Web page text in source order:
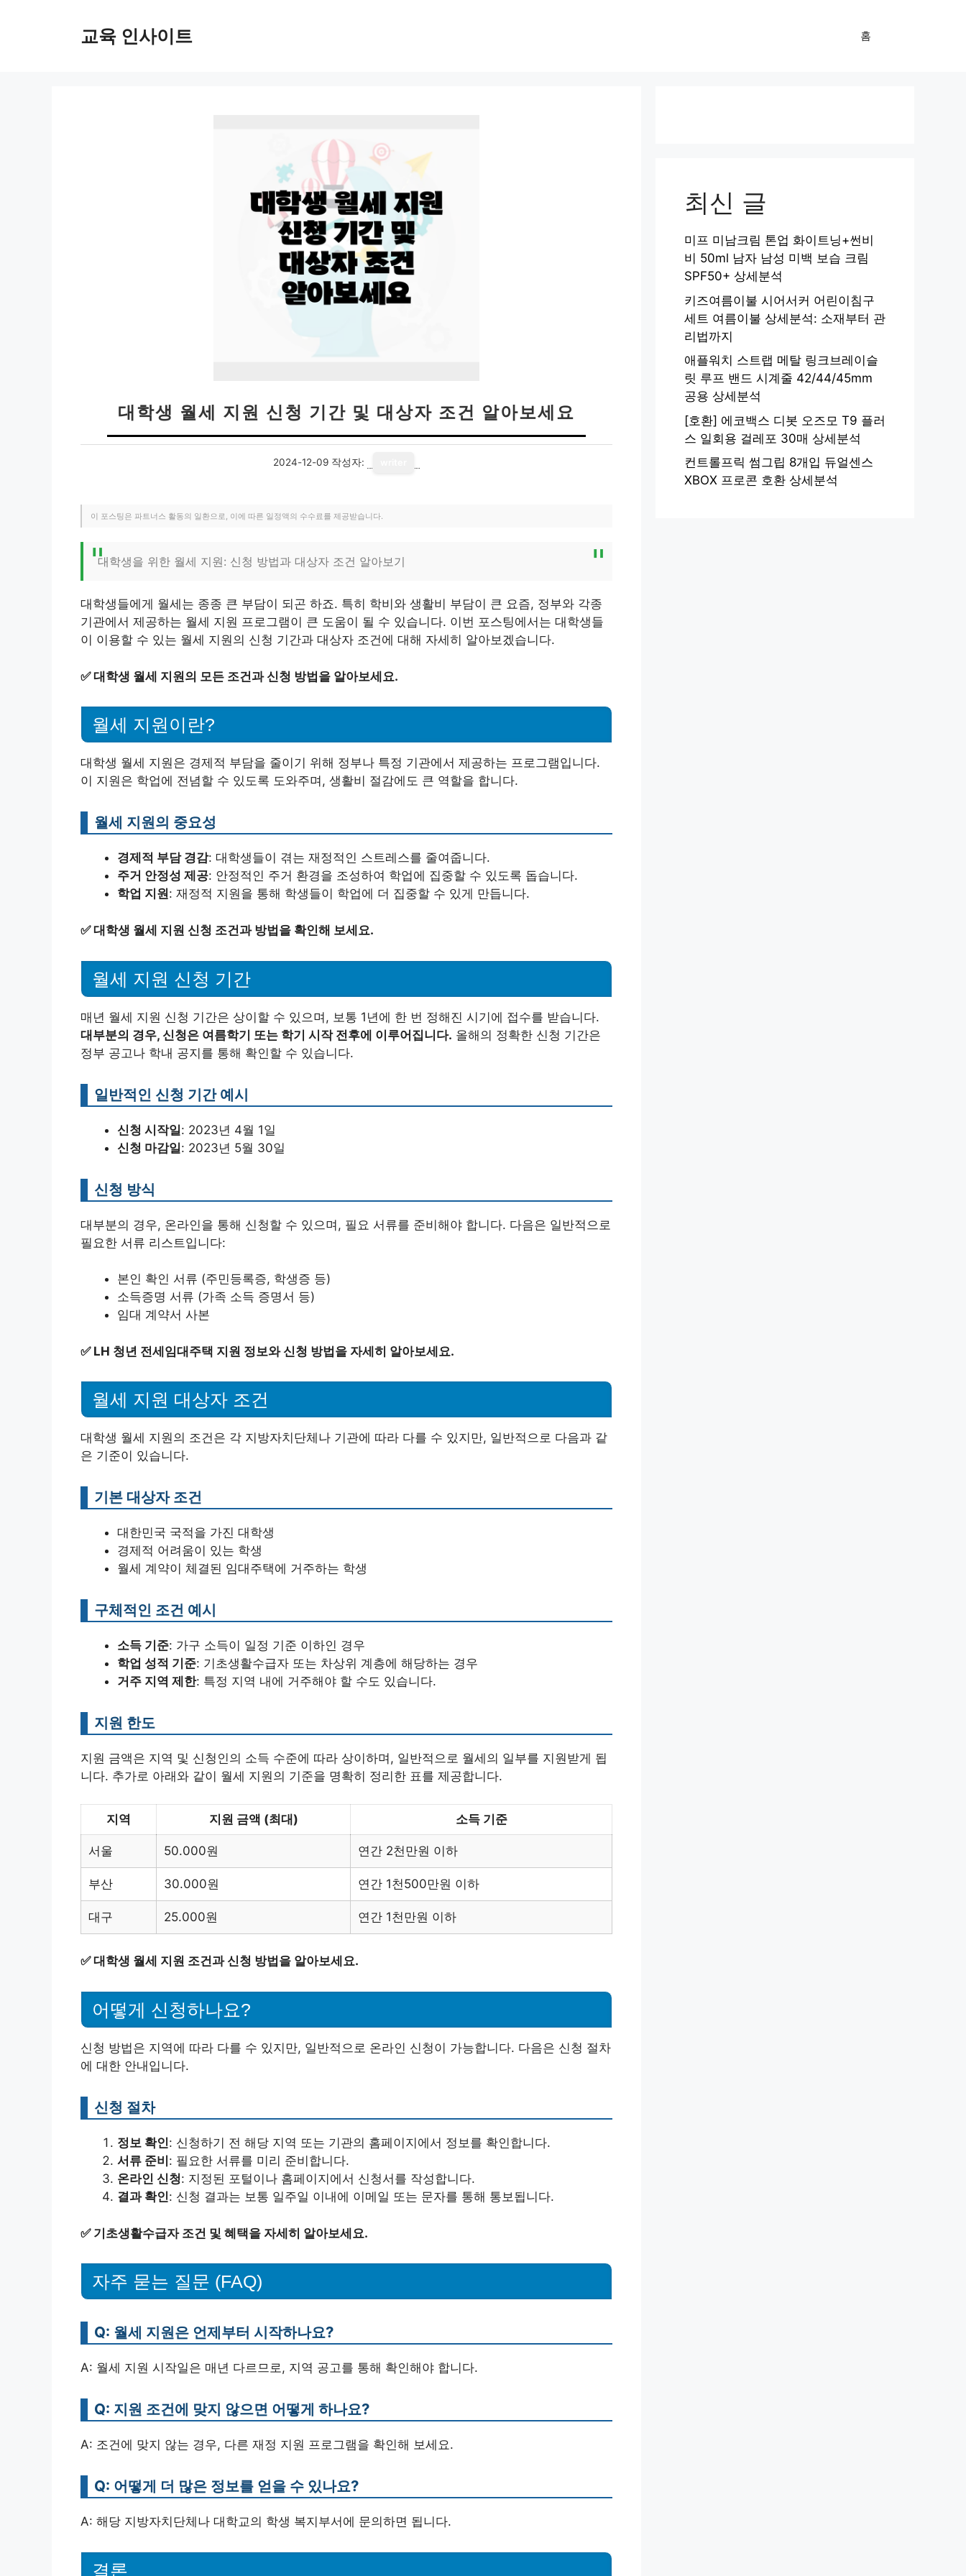
교육 인사이트 홈
대학생 월세 지원 신청 기간 및 대상자 조건 알아보세요
2024-12-09 작성자:
이 포스팅은 파트너스 활동의 일환으로, 이에 따른 일정액의 수수료를 제공받습니다.
대학생을 위한 월세 지원: 신청 방법과 대상자 조건 알아보기
대학생들에게 월세는 종종 큰 부담이 되곤 하죠. 특히 학비와 생활비 부담이 큰 요즘, 정부와 각종
기관에서 제공하는 월세 지원 프로그램이 큰 도움이 될 수 있습니다. 이번 포스팅에서는 대학생들
이 이용할 수 있는 월세 지원의 신청 기간과 대상자 조건에 대해 자세히 알아보겠습니다.
✅대학생 월세 지원의 모든 조건과 신청 방법을 알아보세요.
월세 지원이란?
대학생 월세 지원은 경제적 부담을 줄이기 위해 정부나 특정 기관에서 제공하는 프로그램입니다.
이 지원은 학업에 전념할 수 있도록 도와주며, 생활비 절감에도 큰 역할을 합니다.
월세 지원의 중요성
경제적 부담 경감: 대학생들이 겪는 재정적인 스트레스를 줄여줍니다.
주거 안정성 제공: 안정적인 주거 환경을 조성하여 학업에 집중할 수 있도록 돕습니다.
학업 지원: 재정적 지원을 통해 학생들이 학업에 더 집중할 수 있게 만듭니다.
✅대학생 월세 지원 신청 조건과 방법을 확인해 보세요.
월세 지원 신청 기간
매년 월세 지원 신청 기간은 상이할 수 있으며, 보통 1년에 한 번 정해진 시기에 접수를 받습니다.
대부분의 경우, 신청은 여름학기 또는 학기 시작 전후에 이루어집니다. 올해의 정확한 신청 기간은
정부 공고나 학내 공지를 통해 확인할 수 있습니다.
일반적인 신청 기간 예시
신청 시작일: 2023년 4월 1일
신청 마감일: 2023년 5월 30일
신청 방식
대부분의 경우, 온라인을 통해 신청할 수 있으며, 필요 서류를 준비해야 합니다. 다음은 일반적으로
필요한 서류 리스트입니다:
본인 확인 서류 (주민등록증, 학생증 등)
소득증명 서류 (가족 소득 증명서 등)
임대 계약서 사본
✅ LH 청년 전세임대주택 지원 정보와 신청 방법을 자세히 알아보세요.
월세 지원 대상자 조건
대학생 월세 지원의 조건은 각 지방자치단체나 기관에 따라 다를 수 있지만, 일반적으로 다음과 같
은 기준이 있습니다.
기본 대상자 조건
대한민국 국적을 가진 대학생
경제적 어려움이 있는 학생
월세 계약이 체결된 임대주택에 거주하는 학생
구체적인 조건 예시
소득 기준: 가구 소득이 일정 기준 이하인 경우
학업 성적 기준: 기초생활수급자 또는 차상위 계층에 해당하는 경우
거주 지역 제한: 특정 지역 내에 거주해야 할 수도 있습니다.
지원 한도
지원 금액은 지역 및 신청인의 소득 수준에 따라 상이하며, 일반적으로 월세의 일부를 지원받게 됩
니다. 추가로 아래와 같이 월세 지원의 기준을 명확히 정리한 표를 제공합니다.
지역 지원 금액 (최대) 소득 기준
서울 50.000원 연간 2천만원 이하
부산 30.000원 연간 1천500만원 이하
대구 25.000원 연간 1천만원 이하
✅대학생 월세 지원 조건과 신청 방법을 알아보세요.
어떻게 신청하나요?
신청 방법은 지역에 따라 다를 수 있지만, 일반적으로 온라인 신청이 가능합니다. 다음은 신청 절차
에 대한 안내입니다.
신청 절차
정보 확인: 신청하기 전 해당 지역 또는 기관의 홈페이지에서 정보를 확인합니다.
서류 준비 : 필요한 서류를 미리 준비합니다.
온라인 신청: 지정된 포털이나 홈페이지에서 신청서를 작성합니다.
결과 확인: 신청 결과는 보통 일주일 이내에 이메일 또는 문자를 통해 통보됩니다.
✅ 기초생활수급자 조건 및 혜택을 자세히 알아보세요.
자주 묻는 질문 (FAQ)
Q: 월세 지원은 언제부터 시작하나요?
A: 월세 지원 시작일은 매년 다르므로, 지역 공고를 통해 확인해야 합니다.
Q: 지원 조건에 맞지 않으면 어떻게 하나요?
A: 조건에 맞지 않는 경우, 다른 재정 지원 프로그램을 확인해 보세요.
Q: 어떻게 더 많은 정보를 얻을 수 있나요?
A: 해당 지방자치단체나 대학교의 학생 복지부서에 문의하면 됩니다.
결론
최신 글
미프 미남크림 톤업 화이트닝+썬비
비 50ml 남자 남성 미백 보습 크림
SPF50+ 상세분석
키즈여름이불 시어서커 어린이침구
세트 여름이불 상세분석: 소재부터 관
리법까지
애플워치 스트랩 메탈 링크브레이슬
릿 루프 밴드 시계줄 42/44/45mm
공용 상세분석
[호환] 에코백스 디봇 오즈모 T9 플러
스 일회용 걸레포 30매 상세분석
컨트롤프릭 썸그립 8개입 듀얼센스
XBOX 프로콘 호환 상세분석